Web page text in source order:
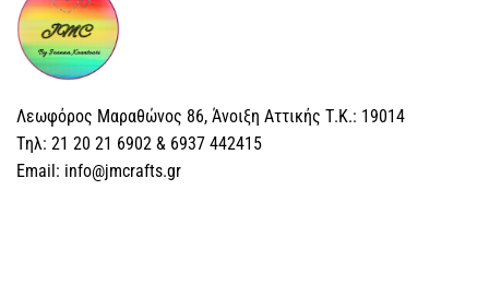
Λεωφόρος Μαραθώνος 86, Άνοιξη Αττικής Τ.Κ.: 19014
Tηλ: 21 20 21 6902 & 6937 442415
Email: info@jmcrafts.gr